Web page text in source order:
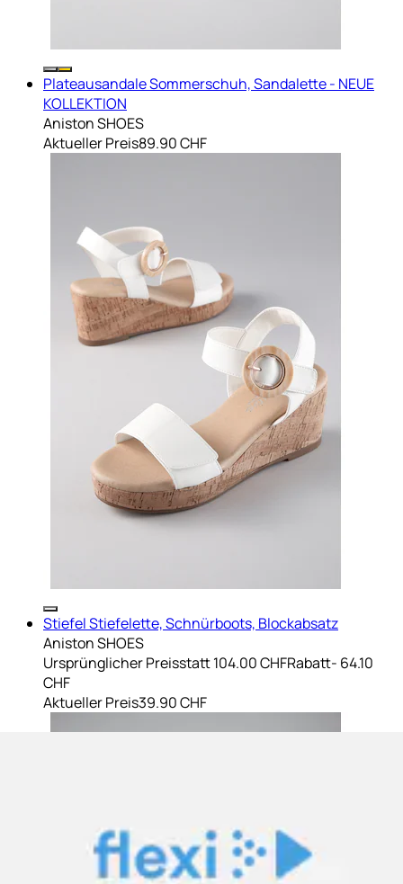
Plateausandale Sommerschuh, Sandalette - NEUE
KOLLEKTION
Aniston SHOES
Aktueller Preis89.90 CHF
Stiefel Stiefelette, Schnürboots, Blockabsatz
Aniston SHOES
Ursprünglicher Preisstatt 104.00 CHFRabatt- 64.10
CHF
Aktueller Preis39.90 CHF